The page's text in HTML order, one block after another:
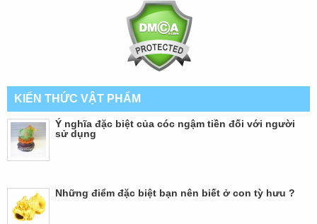
KIẾN THỨC VẬT PHẨM
Ý nghĩa đặc biệt của cóc ngậm tiền đối với người
sử dụng
Những điểm đặc biệt bạn nên biết ở con tỳ hưu ?